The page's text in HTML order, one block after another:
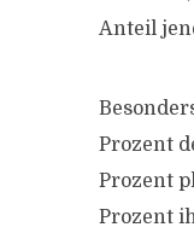
Anteil
Prozent
Prozent
Prozent